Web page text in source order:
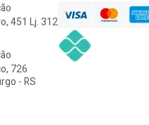
451 Lj. 312
726
- RS